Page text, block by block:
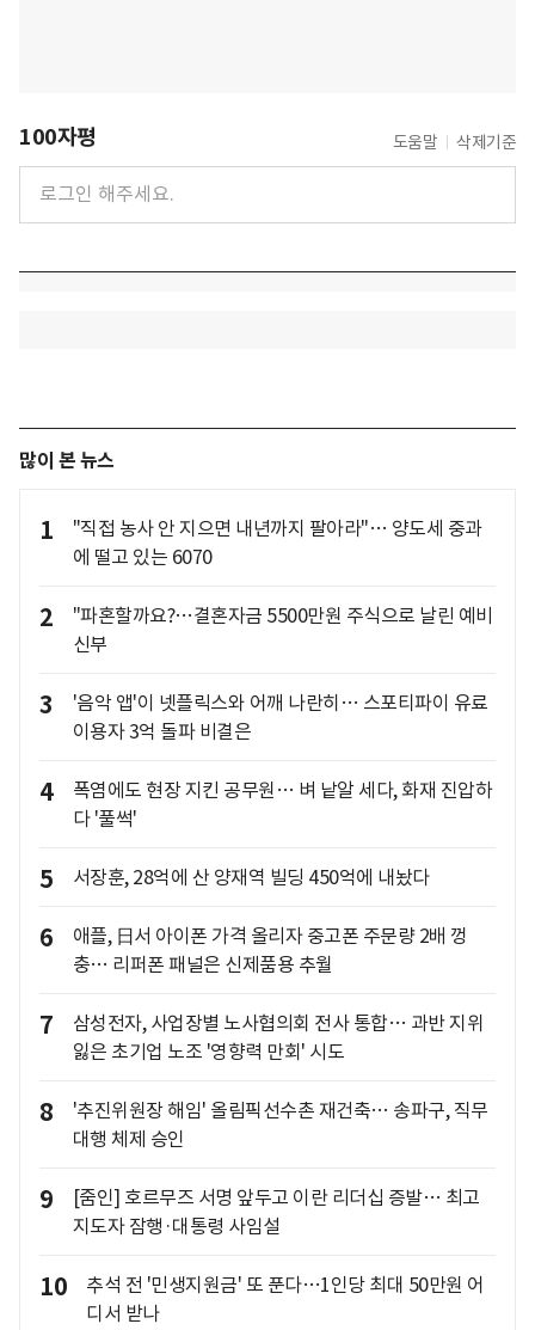
100자평 도움말 삭제기준
많이 본 뉴스
1
"직접 농사 안 지으면 내년까지 팔아라"… 양도세 중과
에 떨고 있는 6070
2
"파혼할까요?…결혼자금 5500만원 주식으로 날린 예비
신부
3
'음악 앱'이 넷플릭스와 어깨 나란히… 스포티파이 유료
이용자 3억 돌파 비결은
4
폭염에도 현장 지킨 공무원… 벼 낱알 세다, 화재 진압하
다 '풀썩'
5 서장훈, 28억에 산 양재역 빌딩 450억에 내놨다
6
애플, 日서 아이폰 가격 올리자 중고폰 주문량 2배 껑
충… 리퍼폰 패널은 신제품용 추월
7
삼성전자, 사업장별 노사협의회 전사 통합… 과반 지위
잃은 초기업 노조 '영향력 만회' 시도
8
'추진위원장 해임' 올림픽선수촌 재건축… 송파구, 직무
대행 체제 승인
9
[줌인] 호르무즈 서명 앞두고 이란 리더십 증발… 최고
지도자 잠행·대통령 사임설
10
추석 전 '민생지원금' 또 푼다…1인당 최대 50만원 어
디서 받나